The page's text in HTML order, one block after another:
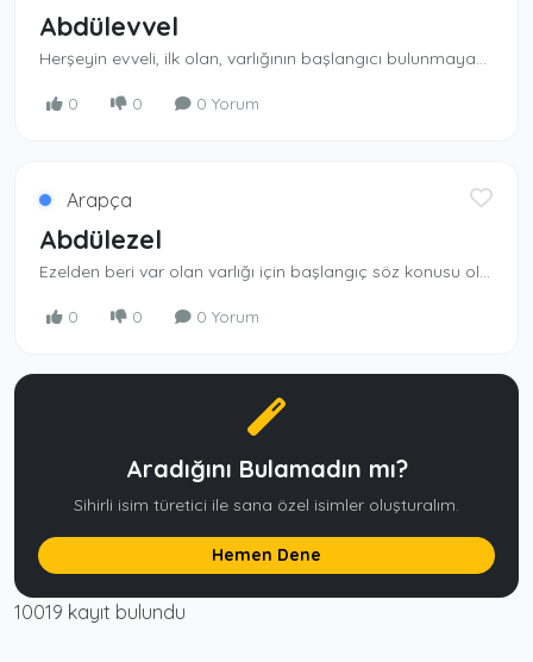
Abdülevvel
Herşeyin evveli, ilk olan, varlığının başlan­gıcı bulunmayan Allah ın kulu.
0 0 0 Yorum
Arapça
Abdülezel
Ezelden beri var olan varlığı için başlangıç söz konusu olmayan Allah ın kulu. Ezelden beri var olan Allah ın kulu.
0 0 0 Yorum
Aradığını Bulamadın mı?
Sihirli isim türetici ile sana özel isimler oluşturalım.
Hemen Dene
10019 kayıt bulundu